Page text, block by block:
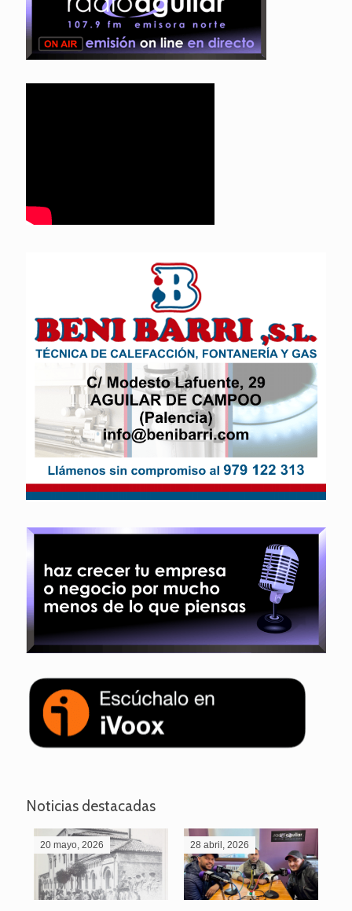
Noticias destacadas
20 mayo, 2026 28 abril, 2026